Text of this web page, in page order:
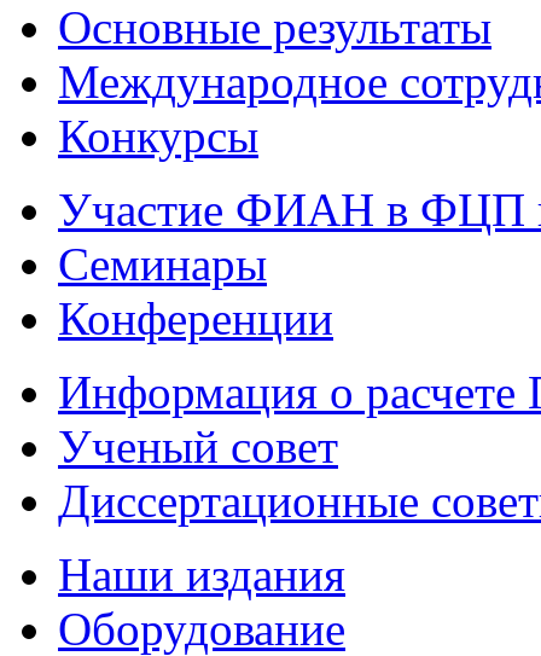
Основные результаты
Международное
Конкурсы
Участие ФИАН в ФЦП
Семинары
Конференции
Информация о
Ученый совет
Диссертационные
Наши издания
Оборудование